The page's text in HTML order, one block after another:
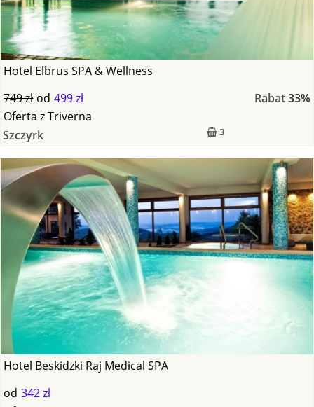
Hotel Elbrus SPA & Wellness
749 zł od 499 zł Rabat33%
3
Oferta zTriverna
Szczyrk
Hotel Beskidzki Raj Medical SPA
od 342 zł